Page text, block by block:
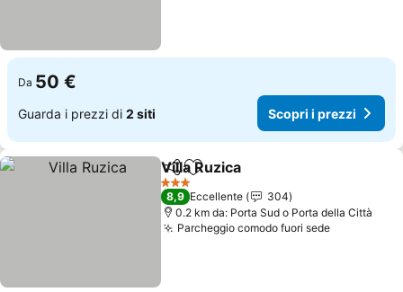
Da 50 €
Guarda i prezzi di 2 siti Scopri i prezzi
CondividiAggiungi ai preferiti
Villa Ruzica
3 Stelle
8,9 Eccellente
304
0.2 km da: Porta Sud o Porta della Città
Parcheggio comodo fuori sedeScopri i